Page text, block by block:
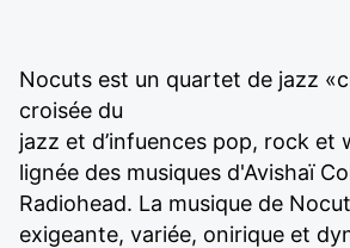
Nocuts est un quartet de jazz
croisée du
jazz et d’infuences pop, rock et
lignée des musiques d'Avishaï
Radiohead. La musique de
exigeante, variée, onirique et